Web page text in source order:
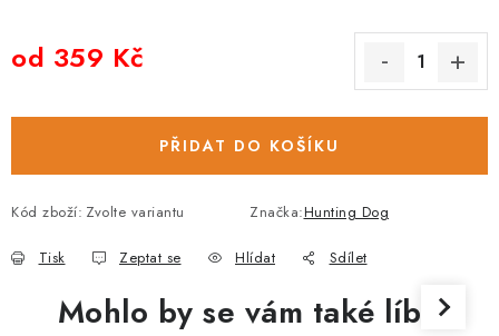
od 359 Kč
PŘIDAT DO KOŠÍKU
Kód zboží: Zvolte variantu Značka:Hunting Dog
Tisk Zeptat se Hlídat Sdílet
Mohlo by se vám také líbit